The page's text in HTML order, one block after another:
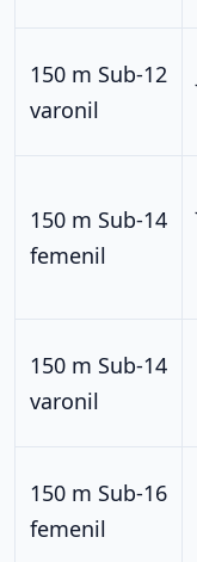
150 m Sub-12
varonil
150 m Sub-14
femenil
150 m Sub-14
varonil
150 m Sub-16
femenil